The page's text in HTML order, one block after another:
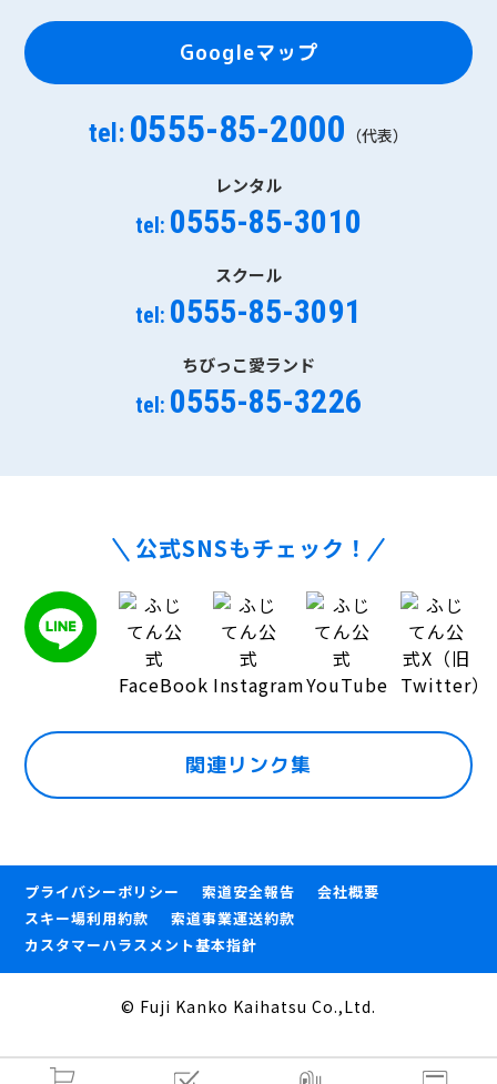
Googleマップ
tel: 0555-85-2000 （代表）
レンタル
tel: 0555-85-3010
スクール
tel: 0555-85-3091
ちびっこ愛ランド
tel: 0555-85-3226
公式SNSもチェック！
関連リンク集
プライバシーポリシー 索道安全報告
会社概要
スキー場利用約款
索道事業運送約款
カスタマーハラスメント基本指針
© Fuji Kanko Kaihatsu Co.,Ltd.